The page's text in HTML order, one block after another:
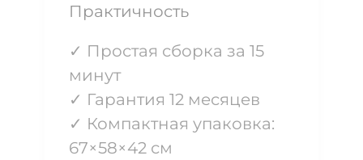
Практичность
✓ Простая сборка за 15
минут
✓ Гарантия 12 месяцев
✓ Компактная упаковка:
67×58×42 см